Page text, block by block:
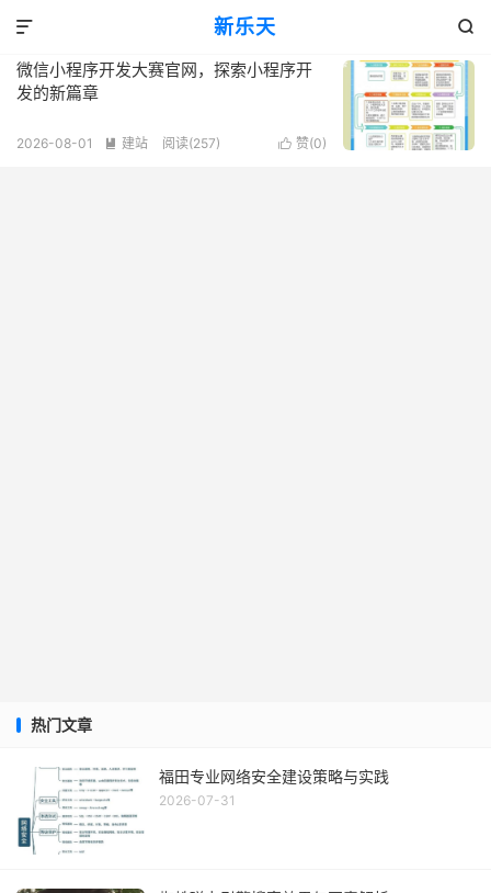
新乐天 
 共 1 篇文章
微信小程序开发大赛官网，探索小程序开
发的新篇章
 赞(0)
2026-08-01  建站 阅读(257)
热门文章
福田专业网络安全建设策略与实践
2026-07-31